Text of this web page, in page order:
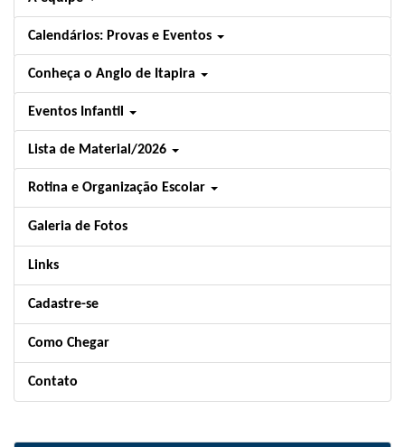
Calendários: Provas e Eventos
Conheça o Anglo de Itapira
Eventos Infantil
Lista de Material/2026
Rotina e Organização Escolar
Galeria de Fotos
Links
Cadastre-se
Como Chegar
Contato